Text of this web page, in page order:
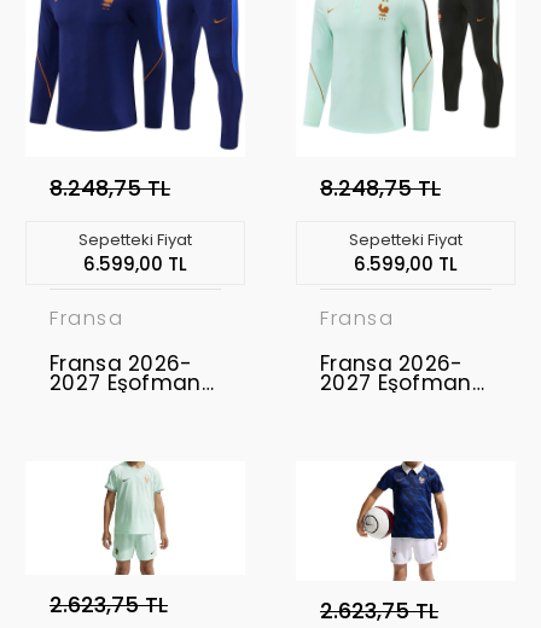
8.248,75 TL
Sepetteki Fiyat
6.599,00 TL
Fransa
Fransa 2026-
2027 Eşofman
Takımı FRA-01
8.248,75 TL
Sepetteki Fiyat
6.599,00 TL
Fransa
Fransa 2026-
2027 Eşofman
Takımı FRA-02
2.623,75 TL 2.623,75 TL